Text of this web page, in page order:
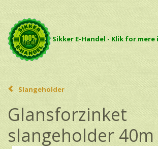
Sikker E-Handel - Klik for
Slangeholder
Glansforzinket
slangeholder 40m